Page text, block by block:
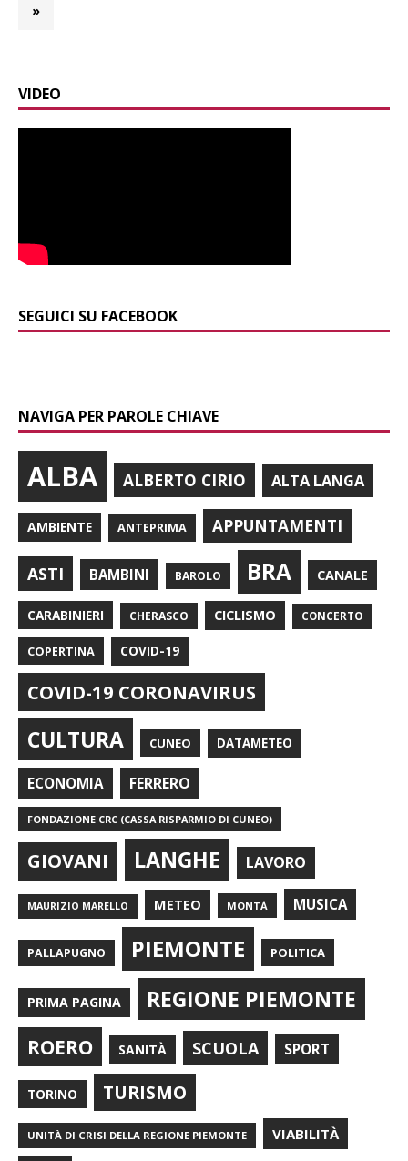
»
VIDEO
SEGUICI SU FACEBOOK
NAVIGA PER PAROLE CHIAVE
ALBA ALBERTO CIRIO ALTA LANGA
AMBIENTE ANTEPRIMA APPUNTAMENTI
ASTI BAMBINI BAROLO BRA CANALE
CARABINIERI CHERASCO CICLISMO CONCERTO
COPERTINA COVID-19
COVID-19 CORONAVIRUS
CULTURA CUNEO DATAMETEO
ECONOMIA FERRERO
FONDAZIONE CRC (CASSA RISPARMIO DI CUNEO)
GIOVANI LANGHE LAVORO
MAURIZIO MARELLO METEO MONTÀ MUSICA
PALLAPUGNO PIEMONTE POLITICA
PRIMA PAGINA REGIONE PIEMONTE
ROERO SANITÀ SCUOLA SPORT
TORINO TURISMO
UNITÀ DI CRISI DELLA REGIONE PIEMONTE VIABILITÀ